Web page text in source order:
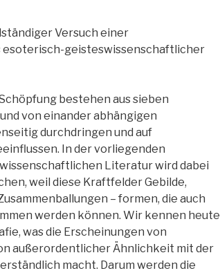
Versuch einer
esoterisch-geisteswissenschaftlicher
bestehen aus sieben
von einander abhängigen
durchdringen und auf
In der vorliegenden
Literatur wird dabei
weil diese Kraftfelder Gebilde,
– formen, die auch
werden können. Wir kennen heute
was die Erscheinungen von
außerordentlicher Ähnlichkeit mit der
macht. Darum werden die